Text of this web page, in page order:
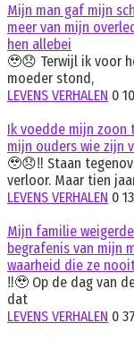
Mijn man gaf mijn
meer van mijn
hen allebei
🥹😞 Terwijl ik voor
moeder stond,
LEVENS VERHALEN 0
Ik voedde mijn
mijn ouders wie zijn
🥹😞‼️ Staan
verloor. Maar tien
LEVENS VERHALEN 0
Mijn familie
begrafenis van mijn
waarheid die ze
‼️🥹 Op de dag van
dat
LEVENS VERHALEN 0